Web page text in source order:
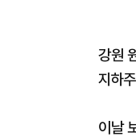
강원
지하
이날